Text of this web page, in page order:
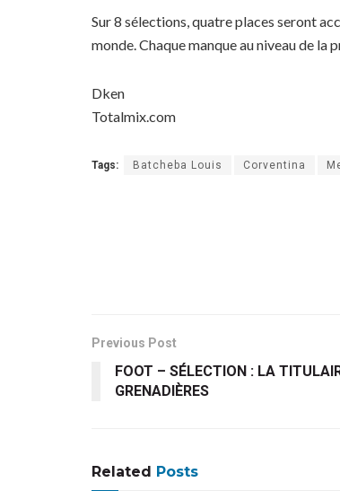
Sur 8 sélections, quatre places seront
monde. Chaque manque au niveau de
Dken
Totalmix.com
Tags: Batcheba Louis Corventina
Previous Post
FOOT – SÉLECTION : LA
GRENADIÈRES
Related Posts